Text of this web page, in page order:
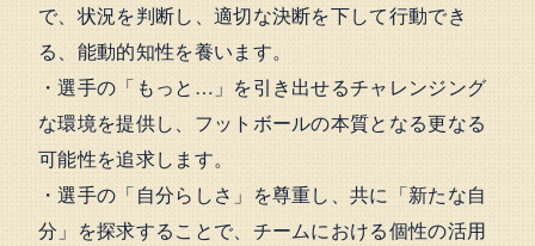
で、状況を判断し、適切な決断を下して行動でき
る、能動的知性を養います。
・選手の「もっと…」を引き出せるチャレンジング
な環境を提供し、フットボールの本質となる更なる
可能性を追求します。
・選手の「自分らしさ」を尊重し、共に「新たな自
分」を探求することで、チームにおける個性の活用